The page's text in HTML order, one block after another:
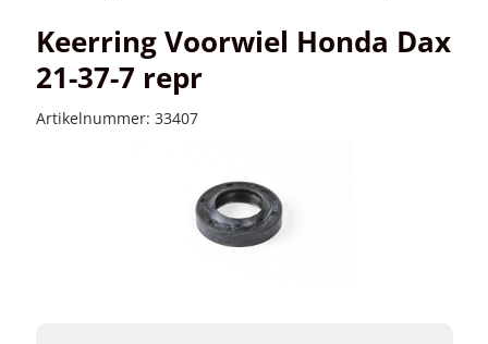
Keerring Voorwiel Honda Dax
21-37-7 repr
Artikelnummer: 33407